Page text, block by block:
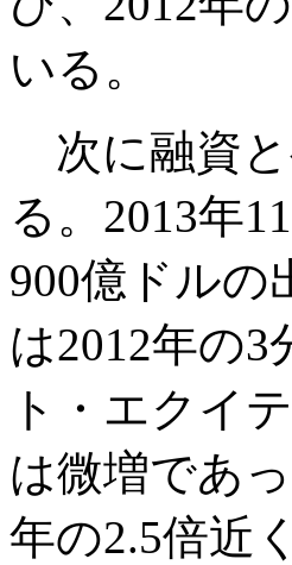
いる。
次に融資
る。2013年
900億ドルの
は2012年の
ト・エクイ
は微増であ
年の2.5倍近